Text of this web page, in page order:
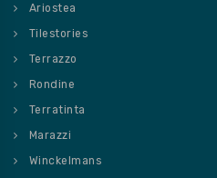
Ariostea
Tilestories
Terrazzo
Rondine
Terratinta
Marazzi
Winckelmans